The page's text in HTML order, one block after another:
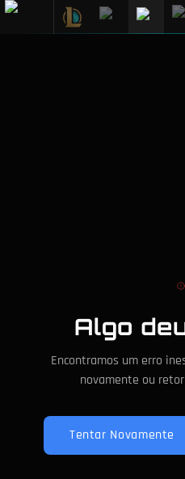
Algo
Encontramos um erro
novamente ou
Tentar Novamente